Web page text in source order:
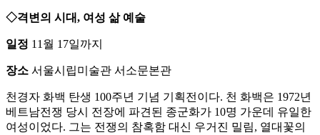
◇격변의 시대, 여성 삶 예술
일정 11월 17일까지
장소 서울시립미술관 서소문본관
천경자 화백 탄생 100주년 기념 기획전이다. 천 화백은 1972년
베트남전쟁 당시 전장에 파견된 종군화가 10명 가운데 유일한
여성이었다. 그는 전쟁의 참혹함 대신 우거진 밀림, 열대꽃의